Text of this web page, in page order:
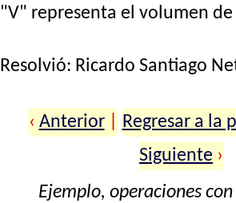
"V" representa el volumen de
Resolvió: Ricardo Santiago
‹ Anterior Regresar a la
Siguiente ›
Ejemplo, operaciones